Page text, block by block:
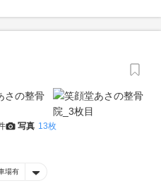
写真 13枚
場有